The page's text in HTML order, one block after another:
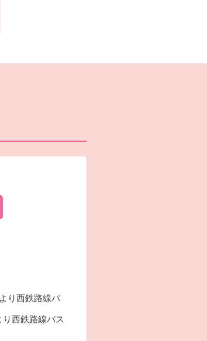
り西鉄路線バ
り西鉄路線バス